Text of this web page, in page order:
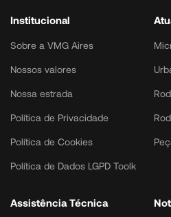
Institucional
Sobre a VMG Aires
Nossos valores
Nossa estrada
Política de Privacidade
Política de Cookies
Política de Dados LGPD Toolk
Assistência Técnica